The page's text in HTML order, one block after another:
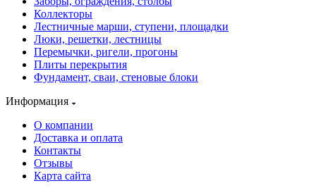
Коллекторы
Лестничные марши, ступени, площадки
Люки, решетки, лестницы
Перемычки, ригели, прогоны
Плиты перекрытия
Фундамент, сваи, стеновые блоки
Информация
О компании
Доставка и оплата
Контакты
Отзывы
Карта сайта